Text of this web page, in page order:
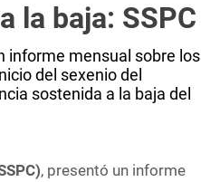
la baja: SSPC
informe mensual sobre los
del sexenio del
sostenida a la baja del
, presentó un informe